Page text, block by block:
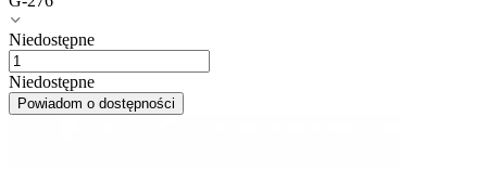
Niedostępne
Niedostępne
Powiadom o dostępności